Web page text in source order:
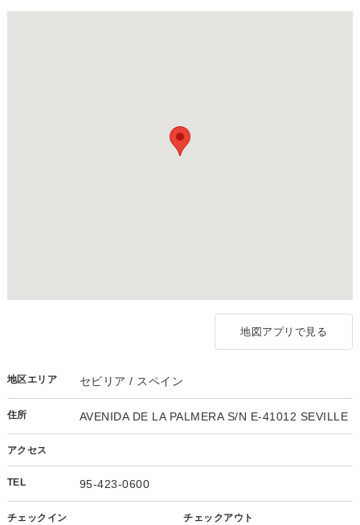
地図アプリで見る
地区エリア セビリア / スペイン
住所 AVENIDA DE LA PALMERA S/N E-41012 SEVILLE
アクセス
TEL 95-423-0600
チェックイン チェックアウト